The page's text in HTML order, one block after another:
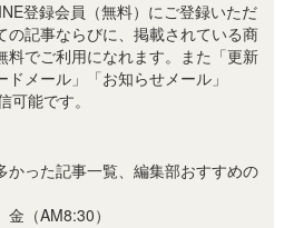
登録会員（無料）にご登録いただ
の記事ならびに、掲載されている商
料でご利用になれます。また「更新
メール」「お知らせメール」
可能です。
かった記事一覧、編集部おすすめの
（AM8:30）